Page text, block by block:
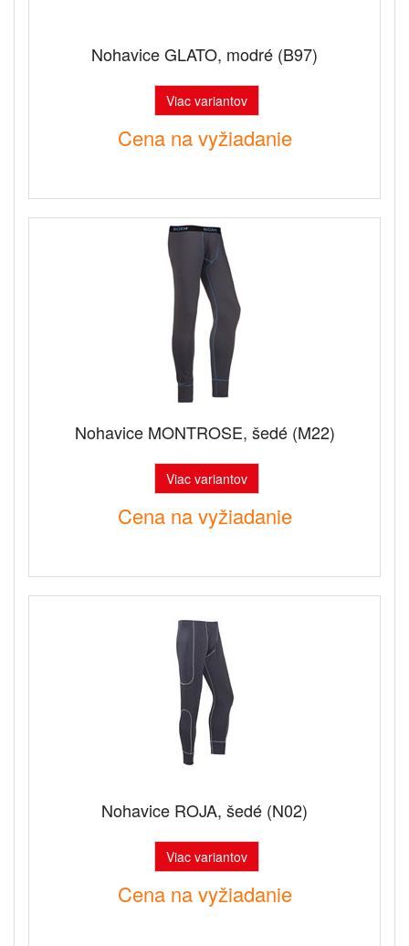
Nohavice GLATO, modré (B97)
Viac variantov
Cena na vyžiadanie
Nohavice MONTROSE, šedé (M22)
Viac variantov
Cena na vyžiadanie
Nohavice ROJA, šedé (N02)
Viac variantov
Cena na vyžiadanie